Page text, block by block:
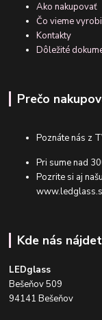
Ako nakupovať
Čo vieme
Kontakty
Dôležité
Prečo
Poznáte nás z
Pri sume nad
Pozrite si aj
Kde nás
LEDglass
Bešeňov 509
94141 Bešeňov